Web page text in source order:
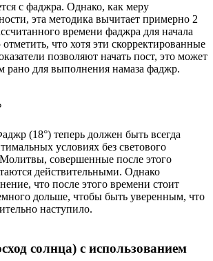
с фаджра. Однако, как меру
эта методика вычитает примерно 2
времени фаджра для начала
что хотя эти скорректированные
позволяют начать пост, это может
рано для выполнения намаза фаджр.
(18°) теперь должен быть всегда
условиях без светового
Молитвы, совершенные после этого
действительными. Однако
что после этого времени стоит
дольше, чтобы быть уверенным, что
наступило.
солнца) с использованием